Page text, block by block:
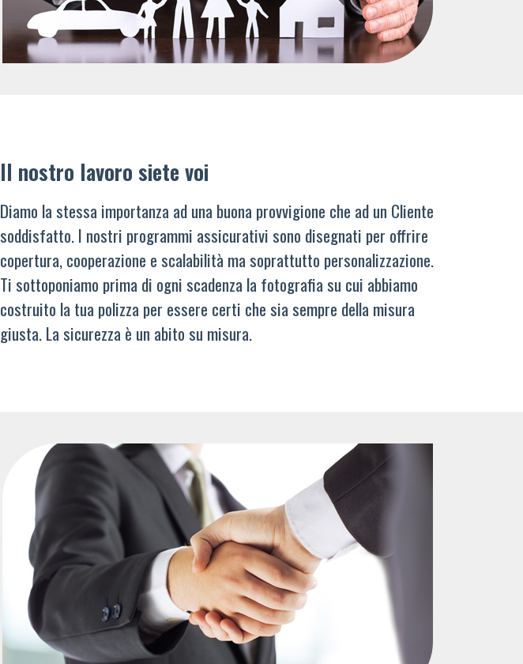
Il nostro lavoro siete voi
Diamo la stessa importanza ad una buona provvigione che ad un Cliente
soddisfatto. I nostri programmi assicurativi sono disegnati per offrire
copertura, cooperazione e scalabilità ma soprattutto personalizzazione.
Ti sottoponiamo prima di ogni scadenza la fotografia su cui abbiamo
costruito la tua polizza per essere certi che sia sempre della misura
giusta. La sicurezza è un abito su misura.